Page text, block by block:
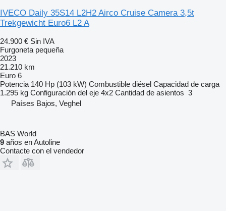
IVECO Daily 35S14 L2H2 Airco Cruise Camera 3,5t
Trekgewicht Euro6 L2 A
24.900 € Sin IVA
Furgoneta pequeña
2023
21.210 km
Euro 6
Potencia 140 Hp (103 kW) Combustible diésel Capacidad de carga
1.295 kg Configuración del eje 4x2 Cantidad de asientos 3
Países Bajos, Veghel
BAS World
9 años en Autoline
Contacte con el vendedor